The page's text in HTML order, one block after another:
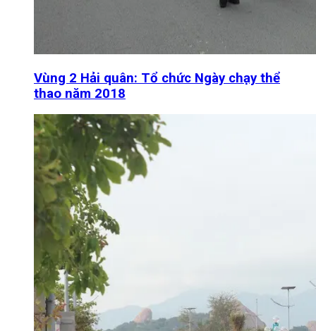
Vùng 2 Hải quân: Tổ chức Ngày chạy thể
thao năm 2018